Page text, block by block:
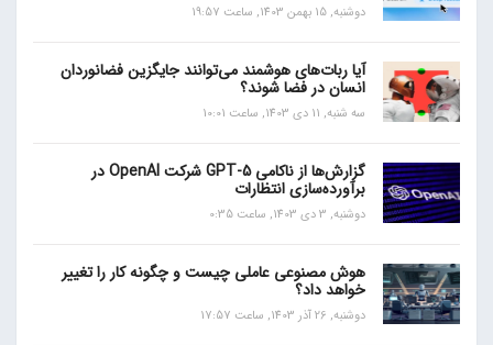
دوشنبه, 15 بهمن 1403, ساعت 19:57
آیا ربات‌های هوشمند می‌توانند جایگزین فضانوردان
انسان در فضا شوند؟
سه شنبه, 11 دی 1403, ساعت 10:01
گزارش‌ها از ناکامی GPT-5 شرکت OpenAI در
برآورده‌سازی انتظارات
دوشنبه, 3 دی 1403, ساعت 0:35
هوش مصنوعی عاملی چیست و چگونه کار را تغییر
خواهد داد؟
دوشنبه, 26 آذر 1403, ساعت 17:57